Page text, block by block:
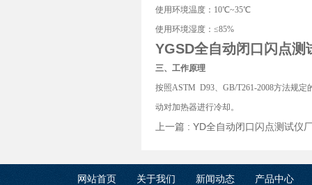
使用环境温度：10℃~35℃
使用环境湿度：≤85%
YGSD全自动闭口闪点测
三、工作原理
按照ASTM D93、GB/T261-2008方法规
动对加热器进行冷却。
上一篇 : YD全自动闭口闪点测试仪
网站首页 关于我们 新闻动态 产品中心